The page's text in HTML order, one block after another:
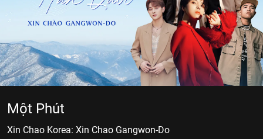
Một Phút
Xin Chao Korea: Xin Chao Gangwon-Do